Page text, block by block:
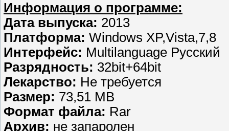
Информация о программе:
Дата выпуска: 2013
Платформа: Windows XP,Vista,7,8
Интерфейс: Multilanguage Русский
Разрядность: 32bit+64bit
Лекарство: Не требуется
Размер: 73,51 MB
Формат файла: Rar
Aрхив: не запаролен